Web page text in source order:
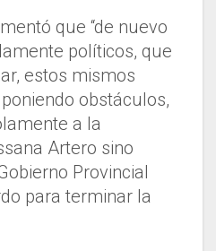
que “de nuevo
políticos, que
estos mismos
obstáculos,
a la
Artero sino
Provincial
para terminar la